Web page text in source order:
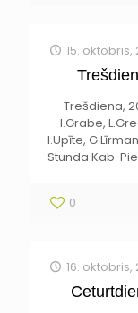
15. oktobris,
Trešdiena,
I.Grabe,
I.Upīte,
Stunda Kab.
0
16. oktobris,